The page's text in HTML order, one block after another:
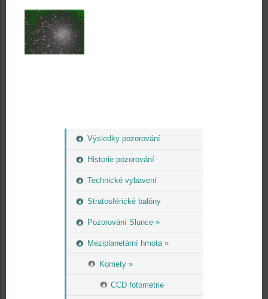
Výsledky pozorování
Historie pozorování
Technické vybavení
Stratosférické balóny
Pozorování Slunce »
Meziplanetární hmota »
Komety »
CCD fotometrie